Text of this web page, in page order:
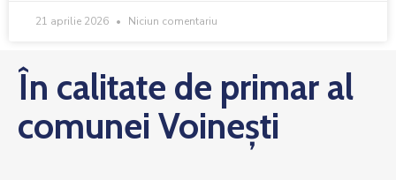
21 aprilie 2026 Niciun comentariu
În calitate de primar al
comunei Voinești